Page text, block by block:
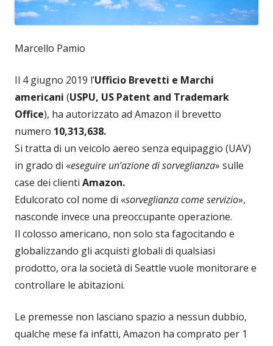
Marcello Pamio
Il 4 giugno 2019 l’Ufficio Brevetti e Marchi
americani (USPU, US Patent and Trademark
Office), ha autorizzato ad Amazon il brevetto
numero 10,313,638.
Si tratta di un veicolo aereo senza equipaggio (UAV)
in grado di «eseguire un’azione di sorveglianza» sulle
case dei clienti Amazon.
Edulcorato col nome di «sorveglianza come servizio»,
nasconde invece una preoccupante operazione.
Il colosso americano, non solo sta fagocitando e
globalizzando gli acquisti globali di qualsiasi
prodotto, ora la società di Seattle vuole monitorare e
controllare le abitazioni.
Le premesse non lasciano spazio a nessun dubbio,
qualche mese fa infatti, Amazon ha comprato per 1